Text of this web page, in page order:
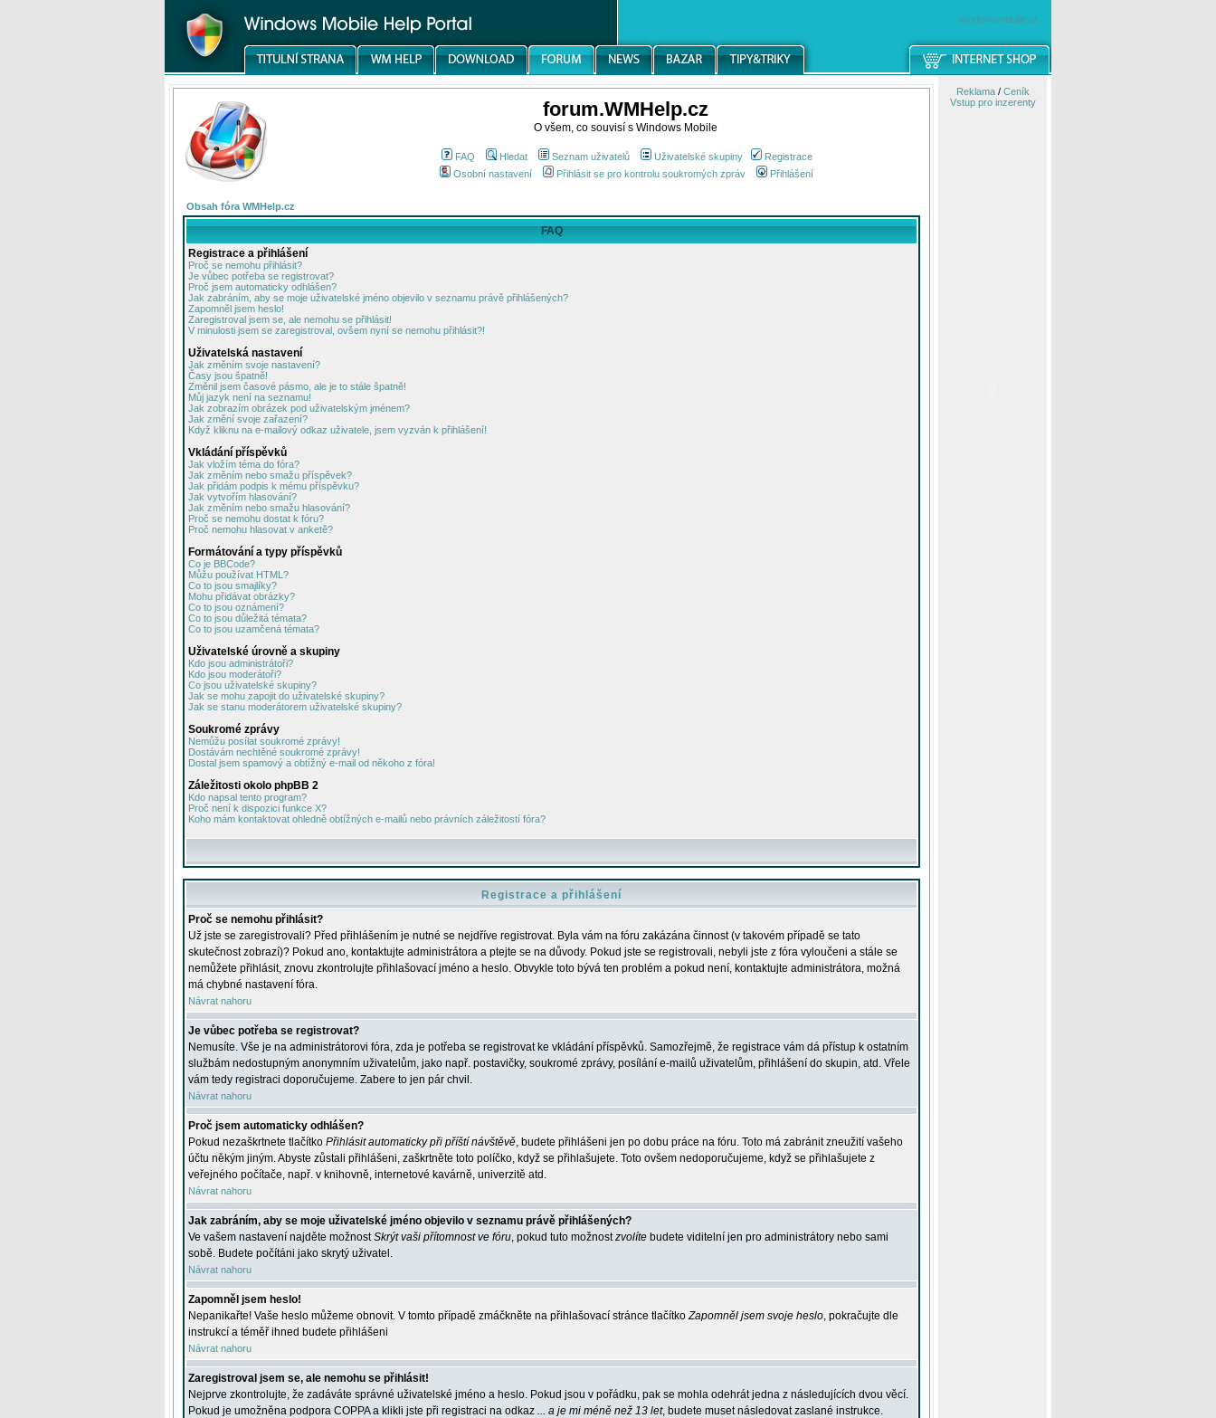
windowsmobile.cz
forum.WMHelp.cz
O všem, co souvisí s Windows Mobile
FAQ Hledat Seznam uživatelů Uživatelské skupiny
Registrace
Osobní nastavení
Přihlásit se pro kontrolu soukromých zpráv Přihlášení
Obsah fóra WMHelp.cz
FAQ
Registrace a přihlášení
Proč se nemohu přihlásit?
Je vůbec potřeba se registrovat?
Proč jsem automaticky odhlášen?
Jak zabráním, aby se moje uživatelské jméno objevilo v seznamu právě přihlášených?
Zapomněl jsem heslo!
Zaregistroval jsem se, ale nemohu se přihlásit!
V minulosti jsem se zaregistroval, ovšem nyní se nemohu přihlásit?!
Uživatelská nastavení
Jak změním svoje nastavení?
Časy jsou špatně!
Změnil jsem časové pásmo, ale je to stále špatně!
Můj jazyk není na seznamu!
Jak zobrazím obrázek pod uživatelským jménem?
Jak změní svoje zařazení?
Když kliknu na e-mailový odkaz uživatele, jsem vyzván k přihlášení!
Vkládání příspěvků
Jak vložím téma do fóra?
Jak změním nebo smažu příspěvek?
Jak přidám podpis k mému příspěvku?
Jak vytvořím hlasování?
Jak změním nebo smažu hlasování?
Proč se nemohu dostat k fóru?
Proč nemohu hlasovat v anketě?
Formátování a typy příspěvků
Co je BBCode?
Můžu používat HTML?
Co to jsou smajlíky?
Mohu přidávat obrázky?
Co to jsou oznámení?
Co to jsou důležitá témata?
Co to jsou uzamčená témata?
Uživatelské úrovně a skupiny
Kdo jsou administrátoři?
Kdo jsou moderátoři?
Co jsou uživatelské skupiny?
Jak se mohu zapojit do uživatelské skupiny?
Jak se stanu moderátorem uživatelské skupiny?
Soukromé zprávy
Nemůžu posílat soukromé zprávy!
Dostávám nechtěné soukromé zprávy!
Dostal jsem spamový a obtížný e-mail od někoho z fóra!
Záležitosti okolo phpBB 2
Kdo napsal tento program?
Proč není k dispozici funkce X?
Koho mám kontaktovat ohledně obtížných e-mailů nebo právních záležitostí fóra?
Registrace a přihlášení
Proč se nemohu přihlásit?
Už jste se zaregistrovali? Před přihlášením je nutné se nejdříve registrovat. Byla vám na fóru zakázána činnost (v takovém případě se tato
skutečnost zobrazí)? Pokud ano, kontaktujte administrátora a ptejte se na důvody. Pokud jste se registrovali, nebyli jste z fóra vyloučeni a stále se
nemůžete přihlásit, znovu zkontrolujte přihlašovací jméno a heslo. Obvykle toto bývá ten problém a pokud není, kontaktujte administrátora, možná
má chybné nastavení fóra.
Návrat nahoru
Je vůbec potřeba se registrovat?
Nemusíte. Vše je na administrátorovi fóra, zda je potřeba se registrovat ke vkládání příspěvků. Samozřejmě, že registrace vám dá přístup k ostatním
službám nedostupným anonymním uživatelům, jako např. postavičky, soukromé zprávy, posílání e-mailů uživatelům, přihlášení do skupin, atd. Vřele
vám tedy registraci doporučujeme. Zabere to jen pár chvil.
Návrat nahoru
Proč jsem automaticky odhlášen?
Pokud nezaškrtnete tlačítko Přihlásit automaticky při příští návštěvě, budete přihlášeni jen po dobu práce na fóru. Toto má zabránit zneužití vašeho
účtu někým jiným. Abyste zůstali přihlášeni, zaškrtněte toto políčko, když se přihlašujete. Toto ovšem nedoporučujeme, když se přihlašujete z
veřejného počítače, např. v knihovně, internetové kavárně, univerzitě atd.
Návrat nahoru
Jak zabráním, aby se moje uživatelské jméno objevilo v seznamu právě přihlášených?
Ve vašem nastavení najděte možnostSkrýt vaši přítomnost ve fóru, pokud tuto možnostzvolíte budete viditelní jen pro administrátory nebo sami
sobě. Budete počítáni jako skrytý uživatel.
Návrat nahoru
Zapomněl jsem heslo!
Nepanikařte! Vaše heslo můžeme obnovit. V tomto případě zmáčkněte na přihlašovací stránce tlačítkoZapomněl jsem svoje heslo, pokračujte dle
instrukcí a téměř ihned budete přihlášeni
Návrat nahoru
Zaregistroval jsem se, ale nemohu se přihlásit!
Nejprve zkontrolujte, že zadáváte správné uživatelské jméno a heslo. Pokud jsou v pořádku, pak se mohla odehrát jedna z následujících dvou věcí.
Pokud je umožněna podpora COPPA a klikli jste při registraci na odkaz ... a je mi méně než 13 let, budete muset následovat zaslané instrukce.
Reklama/ Ceník
Vstup pro inzerenty